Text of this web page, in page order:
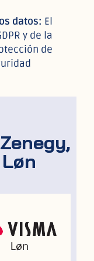
datos: El
y de la
de